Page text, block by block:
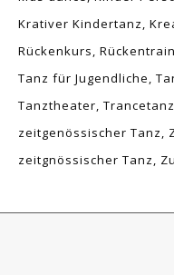
Krativer Kindertanz
Rückenkurs
Tanz für Jugendliche
Tanztheater Trancetanz
zeitgenössischer Tanz
zeitgnössischer Tanz